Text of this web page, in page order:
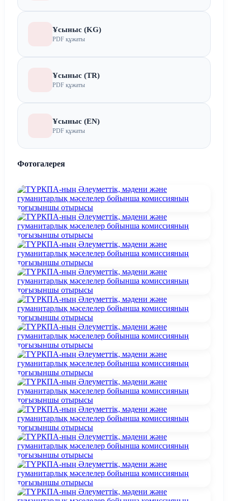
Ұсыныс (KG)
PDF құжаты
Ұсыныс (TR)
PDF құжаты
Ұсыныс (EN)
PDF құжаты
Фотогалерея